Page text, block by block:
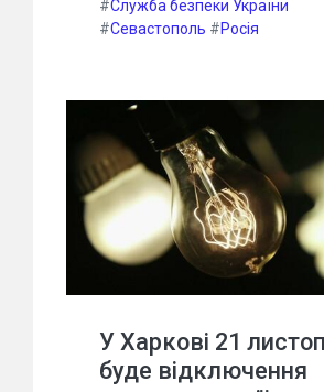
#Служба безпеки України
#Севастополь #Росія
У Харкові 21
буде відключення